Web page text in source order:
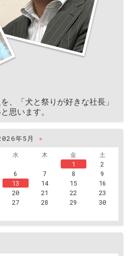
、「犬と祭りが好きな社長」
思います。
年5月
»
水 木 金
土
1
2
6 7 8
9
13 14 15
16
20 21 22
23
27 28 29
30